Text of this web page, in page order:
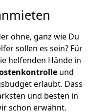
ohne, ganz wie Du
sollen es sein? Für
helfenden Hände in
und
erlaubt. Dass
und besten in
schon erwähnt.